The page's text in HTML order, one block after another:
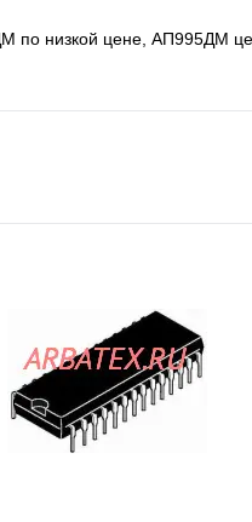
по низкой цене, АП995ДМ